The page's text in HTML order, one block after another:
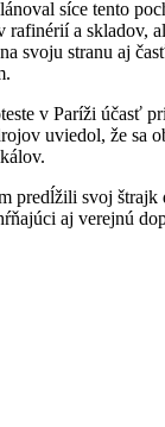
síce tento
rafinérií a skladov,
svoju stranu aj
v Paríži účasť
uviedol, že sa
predĺžili svoj štrajk
aj verejnú